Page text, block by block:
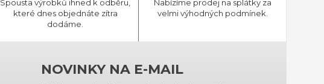
Spousta výrobků ihned k odběru,
které dnes objednáte zítra
dodáme.
Nabízíme prodej na splátky za
velmi výhodných podmínek.
NOVINKY NA E-MAIL